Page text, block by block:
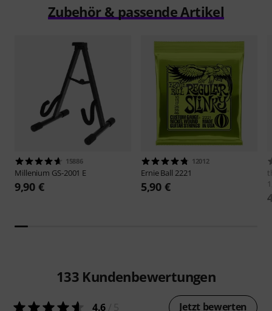
Zubehör & passende Artikel
15886
Millenium GS-2001 E
9,90 €
12012
Ernie Ball 2221
5,90 €
133 Kundenbewertungen
4.6 Jetzt bewerten